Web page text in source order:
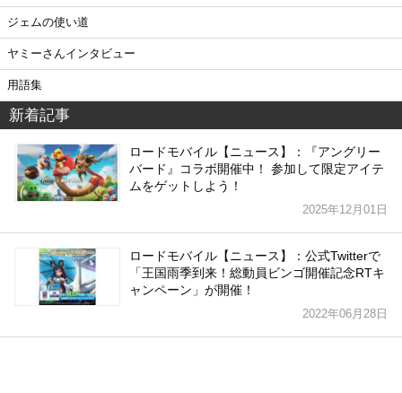
ジェムの使い道
ヤミーさんインタビュー
用語集
新着記事
ロードモバイル【ニュース】：『アングリー
バード』コラボ開催中！ 参加して限定アイテ
ムをゲットしよう！
2025年12月01日
ロードモバイル【ニュース】：公式Twitterで
「王国雨季到来！総動員ビンゴ開催記念RTキ
ャンペーン」が開催！
2022年06月28日